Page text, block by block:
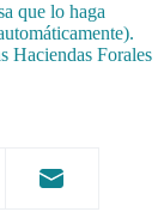
que lo haga
Haciendas Forales